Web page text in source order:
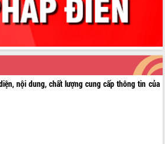
nội dung, chất lượng cung cấp thông tin của